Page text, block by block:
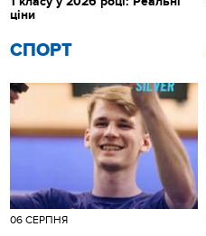
СПОРТ
06 СЕРПНЯ
ціни